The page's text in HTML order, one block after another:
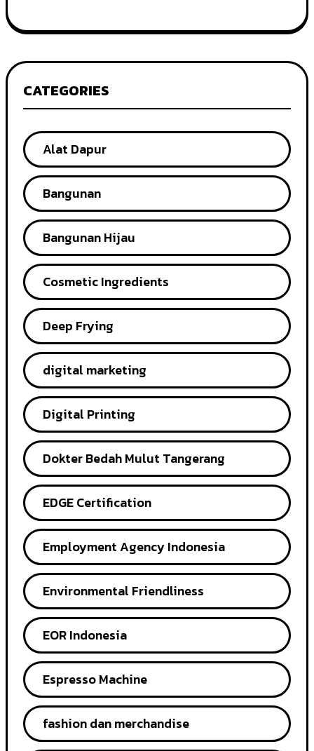
CATEGORIES
Alat Dapur
Bangunan
Bangunan Hijau
Cosmetic Ingredients
Deep Frying
digital marketing
Digital Printing
Dokter Bedah Mulut Tangerang
EDGE Certification
Employment Agency Indonesia
Environmental Friendliness
EOR Indonesia
Espresso Machine
fashion dan merchandise